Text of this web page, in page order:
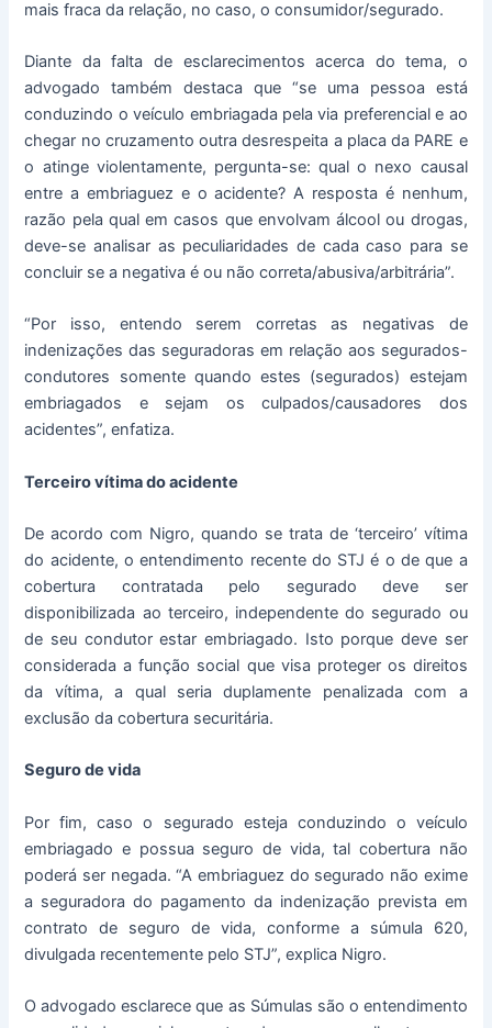
mais fraca da relação, no caso, o consumidor/segurado.
Diante da falta de esclarecimentos acerca do tema, o
advogado também destaca que “se uma pessoa está
conduzindo o veículo embriagada pela via preferencial e ao
chegar no cruzamento outra desrespeita a placa da PARE e
o atinge violentamente, pergunta-se: qual o nexo causal
entre a embriaguez e o acidente? A resposta é nenhum,
razão pela qual em casos que envolvam álcool ou drogas,
deve-se analisar as peculiaridades de cada caso para se
concluir se a negativa é ou não correta/abusiva/arbitrária”.
“Por isso, entendo serem corretas as negativas de
indenizações das seguradoras em relação aos segurados-
condutores somente quando estes (segurados) estejam
embriagados e sejam os culpados/causadores dos
acidentes”, enfatiza.
Terceiro vítima do acidente
De acordo com Nigro, quando se trata de ‘terceiro’ vítima
do acidente, o entendimento recente do STJ é o de que a
cobertura contratada pelo segurado deve ser
disponibilizada ao terceiro, independente do segurado ou
de seu condutor estar embriagado. Isto porque deve ser
considerada a função social que visa proteger os direitos
da vítima, a qual seria duplamente penalizada com a
exclusão da cobertura securitária.
Seguro de vida
Por fim, caso o segurado esteja conduzindo o veículo
embriagado e possua seguro de vida, tal cobertura não
poderá ser negada. “A embriaguez do segurado não exime
a seguradora do pagamento da indenização prevista em
contrato de seguro de vida, conforme a súmula 620,
divulgada recentemente pelo STJ”, explica Nigro.
O advogado esclarece que as Súmulas são o entendimento